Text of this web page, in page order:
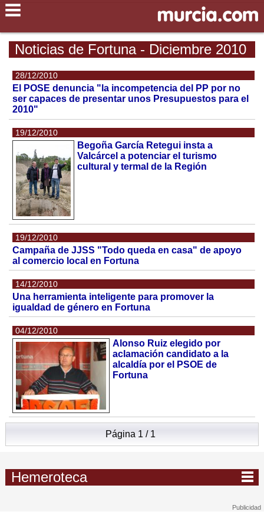
Noticias de Fortuna - Diciembre 2010
28/12/2010
El POSE denuncia "la incompetencia del PP por no
ser capaces de presentar unos Presupuestos para el
2010"
19/12/2010
Begoña García Retegui insta a
Valcárcel a potenciar el turismo
cultural y termal de la Región
19/12/2010
Campaña de JJSS "Todo queda en casa" de apoyo
al comercio local en Fortuna
14/12/2010
Una herramienta inteligente para promover la
igualdad de género en Fortuna
04/12/2010
Alonso Ruiz elegido por
aclamación candidato a la
alcaldía por el PSOE de
Fortuna
Página 1 / 1
Hemeroteca